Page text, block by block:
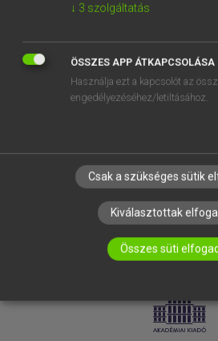
RÓLUNK
ELÉRHETŐSÉG
SÜTI
LICENCSZERZŐDÉS
↓ 3 szolgáltatás
ÖSSZES APP ÁTKAPCSOLÁSA
Használja ezt a kapcsolót az
engedélyezéséhez/letiltásához.
Csak a szükséges sütik
Kiválasztottak
Összes süti